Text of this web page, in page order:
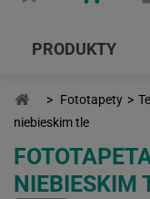
PRODUKTY
> Fototapety >
niebieskim tle
NIEBIESKIM